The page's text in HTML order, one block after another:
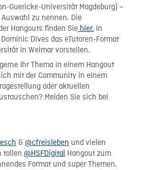
Guericke-Universität Magdeburg) –
zu nennen. Die
Hangouts finden Sie hier. In
Dives das eTutoren-Format
in Weimar vorstellen.
Ihr Thema in einem Hangout
mit der Community in einem
oder aktuellen
Melden Sie sich bei
& @cfreisleben und vielen
tollen @HSFDigital Hangout zum
Format und super Themen.